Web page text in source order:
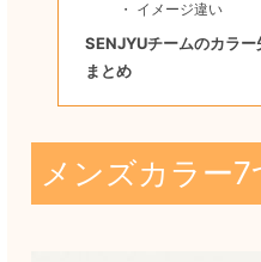
イメージ違い
SENJYUチームのカラー
まとめ
メンズカラー7